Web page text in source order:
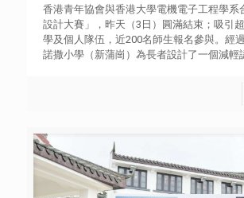
之防疫措施。 香港青年協會「DSE
榜期間，服務時間將會延長︰ 7月19日至23
凌晨2時） 輔導專線： 2777 1112
升學網站： 27771112.hk Facebook： DSE
香港青年協會與香港大學電機電子工程學系
設計大賽」，昨天（3日）圓滿結束；吸引
學及個人隊伍，近200名師生報名參與。經
諾撒小學（新蒲崗）為長者設計了一個減輕
Scratch創意挑戰賽由馬鞍山靈糧小學奪得
為首個於該址舉行的學屆競賽。大樓內設置
參賽者可了解一系列嶄新的工程教學及創客
躍。 本屆競賽以「社會創新」為題，考驗
思維結合科學、科技等知識，透過編寫程式